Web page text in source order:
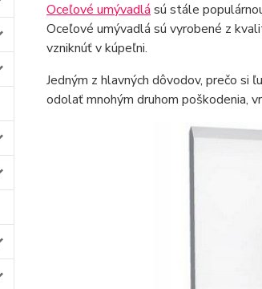
Oceľové umývadlá sú stále
Oceľové umývadlá sú vyrobené z
vzniknúť v kúpeľni.
Jedným z hlavných dôvodov, prečo si
odolať mnohým druhom poškodenia,